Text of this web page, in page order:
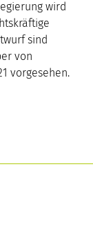
wird
sind
von
vorgesehen.